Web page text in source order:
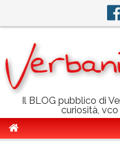
Il BLOG pubblico di
curiosità,